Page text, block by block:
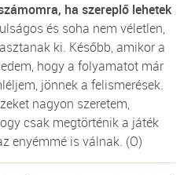
ha szereplő lehetek
és soha nem véletlen,
ki. Később, amikor a
hogy a folyamatot már
jönnek a felismerések.
nagyon szeretem,
csak megtörténik a játék
enyémmé is válnak. (O)